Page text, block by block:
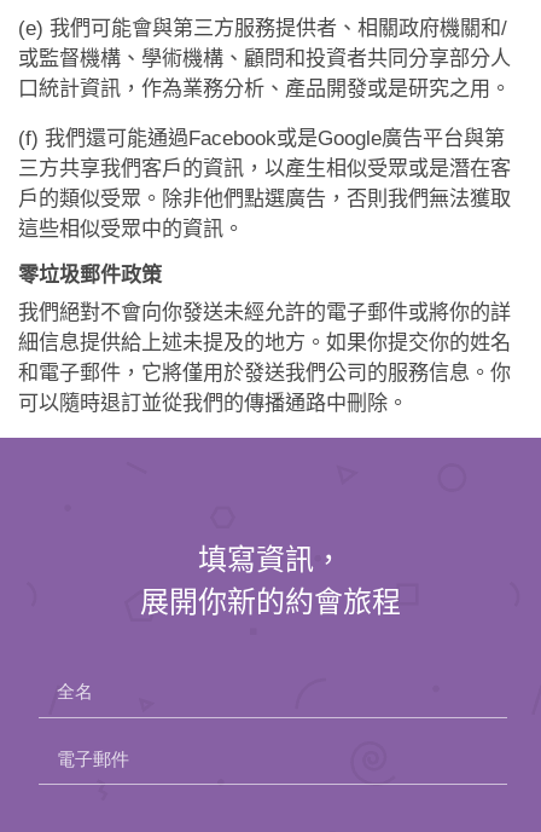
(e) 我們可能會與第三方服務提供者、相關政府機關和/
或監督機構、學術機構、顧問和投資者共同分享部分人
口統計資訊，作為業務分析、產品開發或是研究之用。
(f) 我們還可能通過Facebook或是Google廣告平台與第
三方共享我們客戶的資訊，以產生相似受眾或是潛在客
戶的類似受眾。除非他們點選廣告，否則我們無法獲取
這些相似受眾中的資訊。
零垃圾郵件政策
我們絕對不會向你發送未經允許的電子郵件或將你的詳
細信息提供給上述未提及的地方。如果你提交你的姓名
和電子郵件，它將僅用於發送我們公司的服務信息。你
可以隨時退訂並從我們的傳播通路中刪除。
填寫資訊，
展開你新的約會旅程
全名
電子郵件